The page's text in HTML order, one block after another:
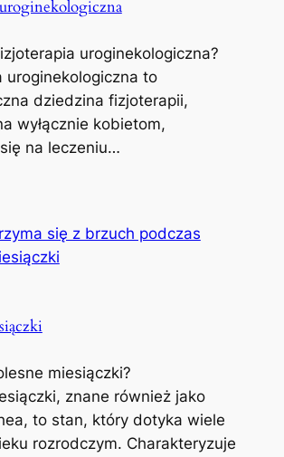
uroginekologiczna?
uroginekologiczna to
dziedzina fizjoterapii,
wyłącznie kobietom,
na leczeniu…
miesiączki?
znane również jako
to stan, który dotyka wiele
rozrodczym. Charakteryzuje